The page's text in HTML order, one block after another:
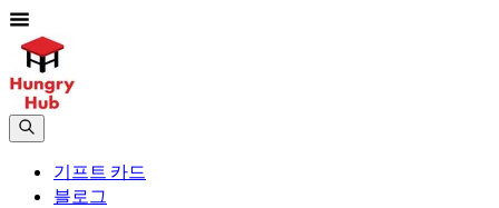
기프트 카드
블로그